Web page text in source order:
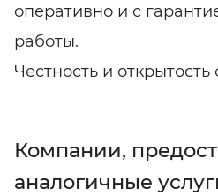
оперативно и с
работы.
Честность и открытость
Компании,
аналогичные